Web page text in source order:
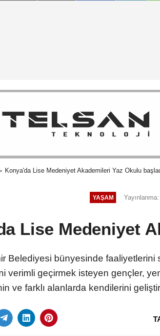
Konya'da Lise Medeniyet Akademileri Yaz Okulu
YAŞAM
Lise Medeniyet
Belediyesi bünyesinde
verimli geçirmek isteyen gençler,
ve farklı alanlarda kendilerini